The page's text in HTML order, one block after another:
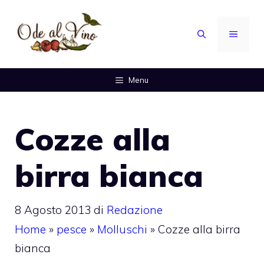
contenuto
MENU
Menu
Cozze alla
birra bianca
8 Agosto 2013 di Redazione
Home » pesce » Molluschi » Cozze alla birra
bianca